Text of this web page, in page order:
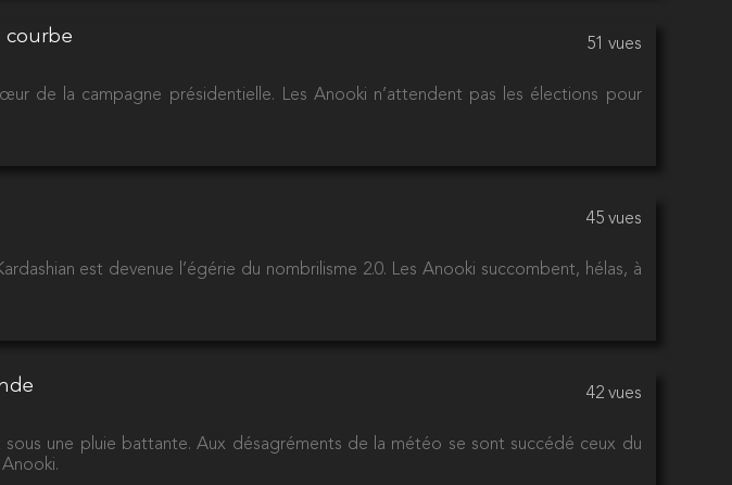
courbe
de la campagne présidentielle. Les Anooki n’attendent pas les élections pour
51 vues
est devenue l’égérie du nombrilisme 2.0. Les Anooki succombent, hélas, à
45 vues
sous une pluie battante. Aux désagréments de la météo se sont succédé ceux du
42 vues